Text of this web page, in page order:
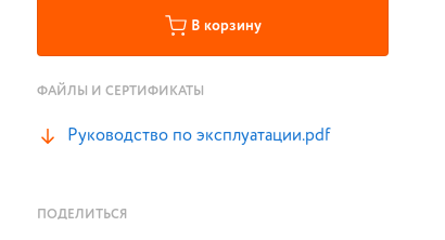
В корзину
ФАЙЛЫ И СЕРТИФИКАТЫ
Руководство по эксплуатации.pdf
ПОДЕЛИТЬСЯ